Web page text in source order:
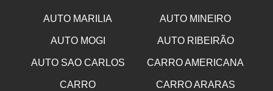
AUTO MARILIA AUTO MINEIRO
AUTO MOGI AUTO RIBEIRÃO
AUTO SAO CARLOS CARRO AMERICANA
CARRO
CARRO ARARAS